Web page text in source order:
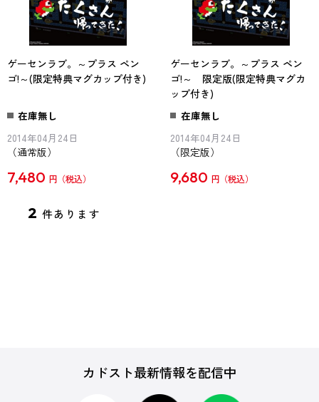
ゲーセンラブ。～プラス ペン
ゴ!～(限定特典マグカップ付き)
在庫無し
2014年04月24日
（通常版）
7,480 円
ゲーセンラブ。～プラス ペン
ゴ!～ 限定版(限定特典マグカ
ップ付き)
在庫無し
2014年04月24日
（限定版）
9,680 円
2 件あります
カドスト最新情報を配信中